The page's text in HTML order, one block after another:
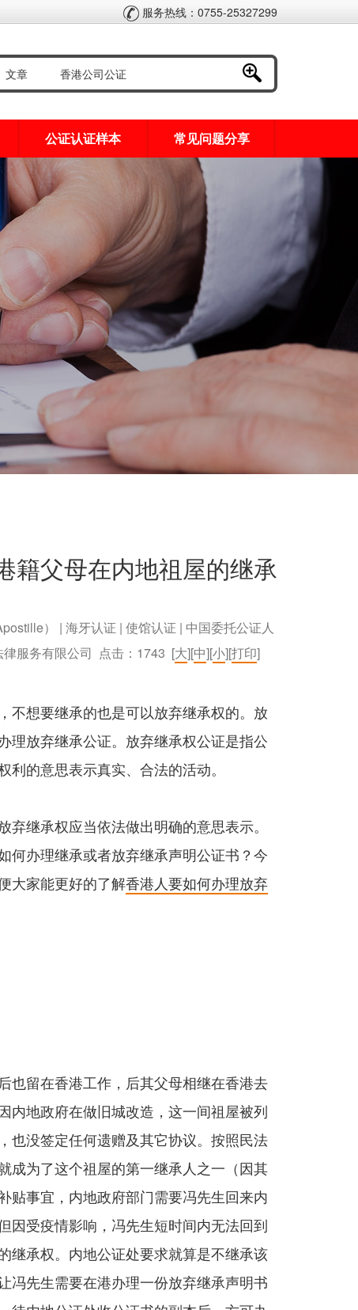
服务热线：0755-25327299
公证认证样本 常见问题分享
籍父母在内地祖屋的继承
） | 海牙认证 | 使馆认证 | 中国委托公证人
服务有限公司 点击： 1743 [大][中][小][打印]
不想要继承的也是可以放弃继承权的。放
理放弃继承公证。放弃继承权公证是指公
的意思表示真实、合法的活动。
继承权应当依法做出明确的意思表示。
何办理继承或者放弃继承声明公证书？今
大家能更好的了解香港人要如何办理放弃
也留在香港工作，后其父母相继在香港去
内地政府在做旧城改造，这一间祖屋被列
也没签定任何遗赠及其它协议。按照民法
成为了这个祖屋的第一继承人之一（因其
贴事宜，内地政府部门需要冯先生回来内
因受疫情影响，冯先生短时间内无法回到
继承权。内地公证处要求就算是不继承该
冯先生需要在港办理一份放弃继承声明书